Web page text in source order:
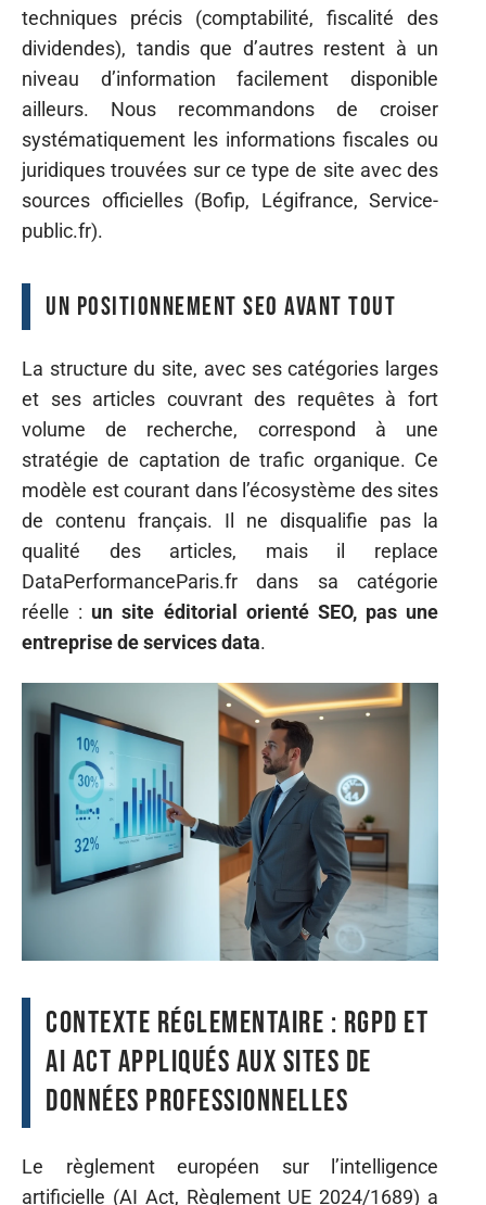
techniques précis (comptabilité, fiscalité des
dividendes), tandis que d’autres restent à un
niveau d’information facilement disponible
ailleurs. Nous recommandons de croiser
systématiquement les informations fiscales ou
juridiques trouvées sur ce type de site avec des
sources officielles (Bofip, Légifrance, Service-
public.fr).
Un positionnement SEO avant tout
La structure du site, avec ses catégories larges
et ses articles couvrant des requêtes à fort
volume de recherche, correspond à une
stratégie de captation de trafic organique. Ce
modèle est courant dans l’écosystème des sites
de contenu français. Il ne disqualifie pas la
qualité des articles, mais il replace
DataPerformanceParis.fr dans sa catégorie
réelle : un site éditorial orienté SEO, pas une
entreprise de services data.
Contexte réglementaire : RGPD et
AI Act appliqués aux sites de
données professionnelles
Le règlement européen sur l’intelligence
artificielle (AI Act, Règlement UE 2024/1689) a